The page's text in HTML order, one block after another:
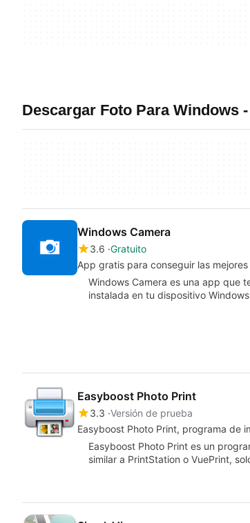
Descargar Foto Para Windows
Windows Camera
3.6 Gratuito
App gratis para conseguir las
Windows Camera es una app que
instalada en tu dispositivo
Easyboost Photo Print
3.3 Versión de prueba
Easyboost Photo Print, programa de
Easyboost Photo Print es un
similar a PrintStation o VuePrint,